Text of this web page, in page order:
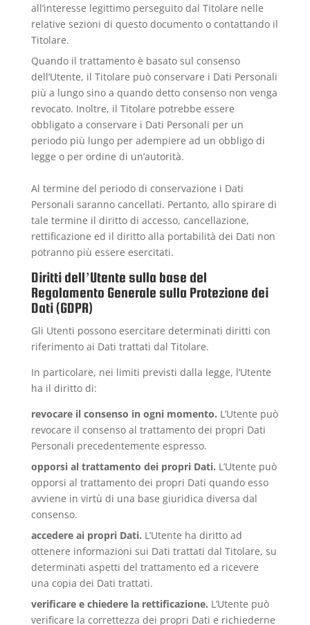
all’interesse legittimo perseguito dal Titolare nelle
relative sezioni di questo documento o contattando il
Titolare.
Quando il trattamento è basato sul consenso
dell’Utente, il Titolare può conservare i Dati Personali
più a lungo sino a quando detto consenso non venga
revocato. Inoltre, il Titolare potrebbe essere
obbligato a conservare i Dati Personali per un
periodo più lungo per adempiere ad un obbligo di
legge o per ordine di un’autorità.
Al termine del periodo di conservazione i Dati
Personali saranno cancellati. Pertanto, allo spirare di
tale termine il diritto di accesso, cancellazione,
rettificazione ed il diritto alla portabilità dei Dati non
potranno più essere esercitati.
Diritti dell’Utente sulla base del
Regolamento Generale sulla Protezione dei
Dati (GDPR)
Gli Utenti possono esercitare determinati diritti con
riferimento ai Dati trattati dal Titolare.
In particolare, nei limiti previsti dalla legge, l’Utente
ha il diritto di:
revocare il consenso in ogni momento. L’Utente può
revocare il consenso al trattamento dei propri Dati
Personali precedentemente espresso.
opporsi al trattamento dei propri Dati. L’Utente può
opporsi al trattamento dei propri Dati quando esso
avviene in virtù di una base giuridica diversa dal
consenso.
accedere ai propri Dati. L’Utente ha diritto ad
ottenere informazioni sui Dati trattati dal Titolare, su
determinati aspetti del trattamento ed a ricevere
una copia dei Dati trattati.
verificare e chiedere la rettificazione. L’Utente può
verificare la correttezza dei propri Dati e richiederne